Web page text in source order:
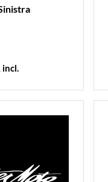
incl.